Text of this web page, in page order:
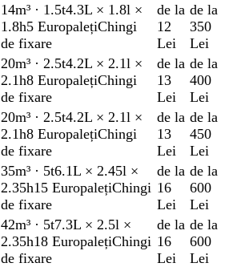
14m³ · 1.5t4.3L × 1.8l ×
1.8h5 EuropalețiChingi
de fixare
de la
12
Lei
de la
350
Lei
20m³ · 2.5t4.2L × 2.1l ×
2.1h8 EuropalețiChingi
de fixare
de la
13
Lei
de la
400
Lei
20m³ · 2.5t4.2L × 2.1l ×
2.1h8 EuropalețiChingi
de fixare
de la
13
Lei
de la
450
Lei
35m³ · 5t6.1L × 2.45l ×
2.35h15 EuropalețiChingi
de fixare
de la
16
Lei
de la
600
Lei
42m³ · 5t7.3L × 2.5l ×
2.35h18 EuropalețiChingi
de fixare
de la
16
Lei
de la
600
Lei